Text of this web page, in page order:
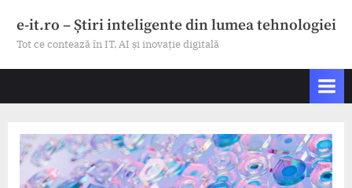
e-it.ro – Știri inteligente din lumea tehnologiei
Tot ce contează în IT, AI și inovație digitală